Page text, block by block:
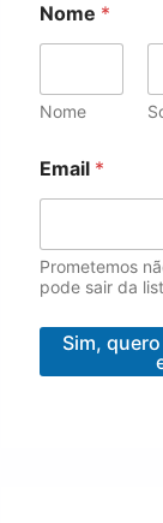
Nome *
Nome
m
a
l
E
m
i
N
Email *
Prometemos
pode sair da
Sim,